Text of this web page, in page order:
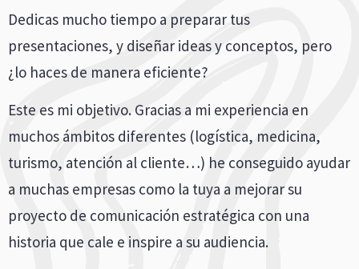
Dedicas mucho tiempo a preparar tus
presentaciones, y diseñar ideas y conceptos, pero
¿lo haces de manera eficiente?
Este es mi objetivo. Gracias a mi experiencia en
muchos ámbitos diferentes (logística, medicina,
turismo, atención al cliente…) he conseguido ayudar
a muchas empresas como la tuya a mejorar su
proyecto de comunicación estratégica con una
historia que cale e inspire a su audiencia.